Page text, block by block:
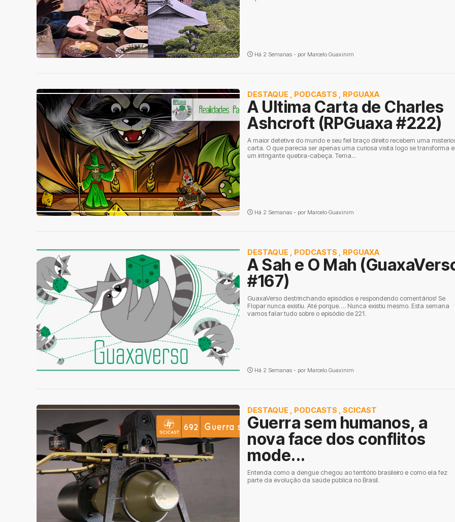
Há 2 Semanas - por Marcelo Guaxinim
DESTAQUE PODCASTS RPGUAXA
A Ultima Carta de Charles
Ashcroft (RPGuaxa #222)
A maior detetive do mundo e seu fiel braço direito recebem uma
carta. O que parecia ser apenas uma curiosa visita logo se transforma
um intrigante quebra-cabeça. Tema...
Há 2 Semanas - por Marcelo Guaxinim
DESTAQUE PODCASTS RPGUAXA
A Sah e O Mah
#167)
GuaxaVerso destrinchando episódios e respondendo comentários! Se
Flopar nunca existiu. Até porque…. Nunca existiu mesmo. Esta semana
vamos falar tudo sobre o episódio de 221.
Há 2 Semanas - por Marcelo Guaxinim
DESTAQUE PODCASTS SCICAST
Guerra sem humanos, a
nova face dos conflitos
mode...
Entenda como a dengue chegou ao território brasileiro e como ela fez
parte da evolução da saúde pública no Brasil.